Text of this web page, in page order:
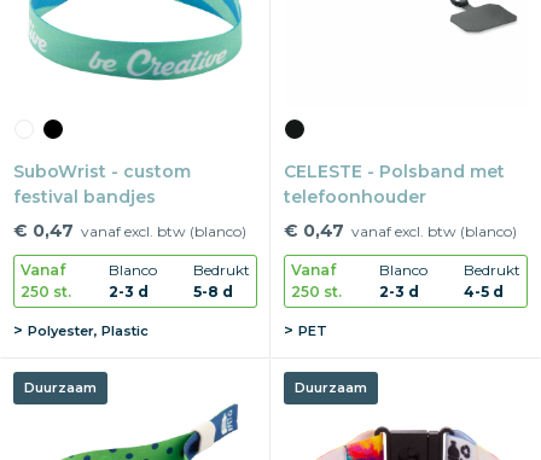
SuboWrist - custom
festival bandjes
€ 0,47 vanaf excl. btw (blanco)
Vanaf
250 st.
Blanco
2-3 d
Bedrukt
5-8 d
Polyester, Plastic
CELESTE - Polsband met
telefoonhouder
€ 0,47 vanaf excl. btw (blanco)
Vanaf
250 st.
Blanco
2-3 d
Bedrukt
4-5 d
PET
Duurzaam Duurzaam